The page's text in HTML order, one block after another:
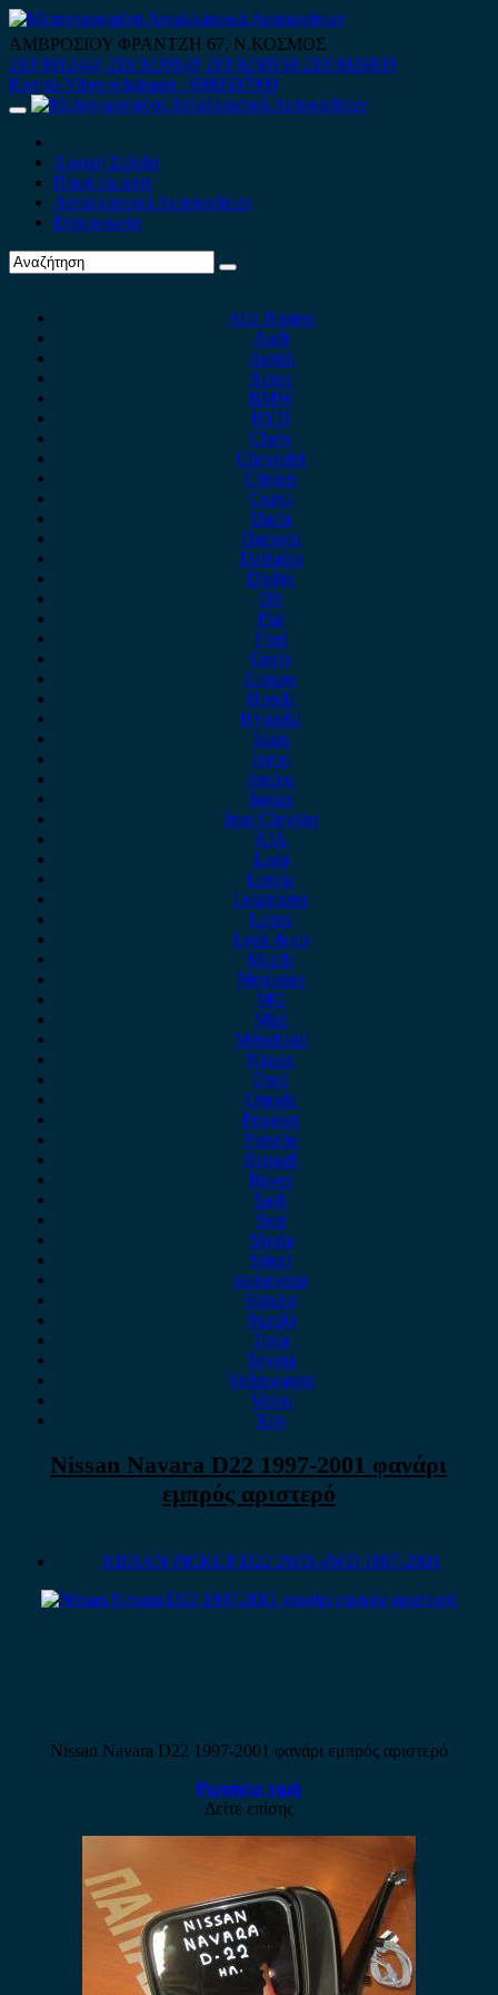
Skip
to
content
ΑΜΒΡΟΣΙΟΥ ΦΡΑΝΤΖΗ 67, Ν.ΚΟΣΜΟΣ
210 9012444 210 9239148 210 9238158 210 9026839
Κινητό-Viber-whatsapp : 6980507900
Primary
Αρχική Σελίδα
Ποιοί είμαστε
Ανταλλακτικά Αυτοκινήτων
Επικοινωνία
Alfa Romeo
Audi
Austin
Acura
BMW
BYD
Chery
Chevrolet
Citroen
Cupra
Dacia
Daewoo
Daihatsu
Dodge
DS
Fiat
Ford
Geely
Gonow
Honda
Hyundai
Isuzu
iveco
Jaecoo
Jaguar
Jeep Chrysler
KIA
Lada
Lancia
Leapmotor
Lexus
Lynk & co
Mazda
Mercedes
MG
Mini
Mitsubishi
Nissan
Opel
Omoda
Peugeot
Porsche
Renault
Rover
Saab
Seat
Skoda
Smart
ssangyong
Subaru
Suzuki
Tesla
Toyota
Volkswagen
Volvo
Xev
Nissan Navara D22 1997-2001 φανάρι
εμπρός αριστερό
NISSAN PICKUP D22 2WD-4WD 1997-2001
Nissan Navara D22 1997-2001 φανάρι εμπρός αριστερό
Ρωτήστε τιμή
Δείτε επίσης